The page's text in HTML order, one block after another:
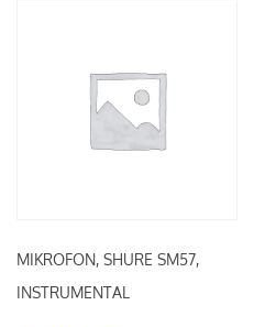
MIKROFON, SHURE SM57,
INSTRUMENTAL